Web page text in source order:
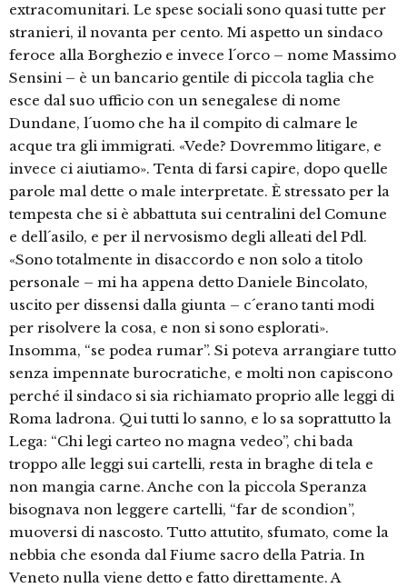
extracomunitari. Le spese sociali sono quasi tutte per
stranieri, il novanta per cento. Mi aspetto un sindaco
feroce alla Borghezio e invece l´orco – nome Massimo
Sensini – è un bancario gentile di piccola taglia che
esce dal suo ufficio con un senegalese di nome
Dundane, l´uomo che ha il compito di calmare le
acque tra gli immigrati. «Vede? Dovremmo litigare, e
invece ci aiutiamo». Tenta di farsi capire, dopo quelle
parole mal dette o male interpretate. È stressato per la
tempesta che si è abbattuta sui centralini del Comune
e dell´asilo, e per il nervosismo degli alleati del Pdl.
«Sono totalmente in disaccordo e non solo a titolo
personale – mi ha appena detto Daniele Bincolato,
uscito per dissensi dalla giunta – c´erano tanti modi
per risolvere la cosa, e non si sono esplorati».
Insomma, “se podea rumar”. Si poteva arrangiare tutto
senza impennate burocratiche, e molti non capiscono
perché il sindaco si sia richiamato proprio alle leggi di
Roma ladrona. Qui tutti lo sanno, e lo sa soprattutto la
Lega: “Chi legi carteo no magna vedeo”, chi bada
troppo alle leggi sui cartelli, resta in braghe di tela e
non mangia carne. Anche con la piccola Speranza
bisognava non leggere cartelli, “far de scondion”,
muoversi di nascosto. Tutto attutito, sfumato, come la
nebbia che esonda dal Fiume sacro della Patria. In
Veneto nulla viene detto e fatto direttamente. A